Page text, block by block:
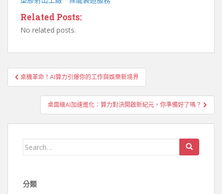
Related Posts:
No related posts.
文
章
桌機革命！AI算力引爆你的工作與娛樂新境界
桌面級AI加速進化：算力對決開啟新紀元，你準備好了嗎？
Search
分類